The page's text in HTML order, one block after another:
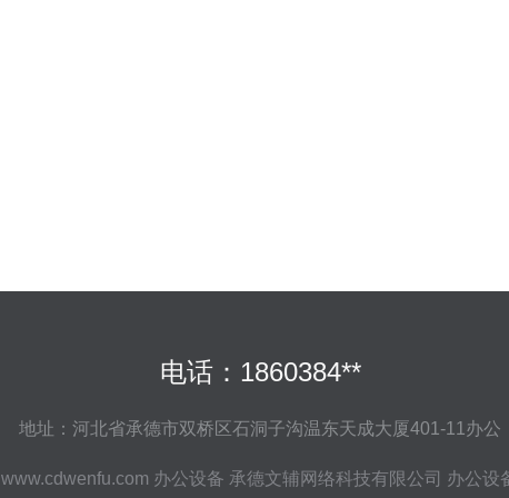
电话：1860384**
地址：河北省承德市双桥区石洞子沟温东天成大厦401-11办公
www.cdwenfu.com 办公设备 承德文辅网络科技有限公司 办公设